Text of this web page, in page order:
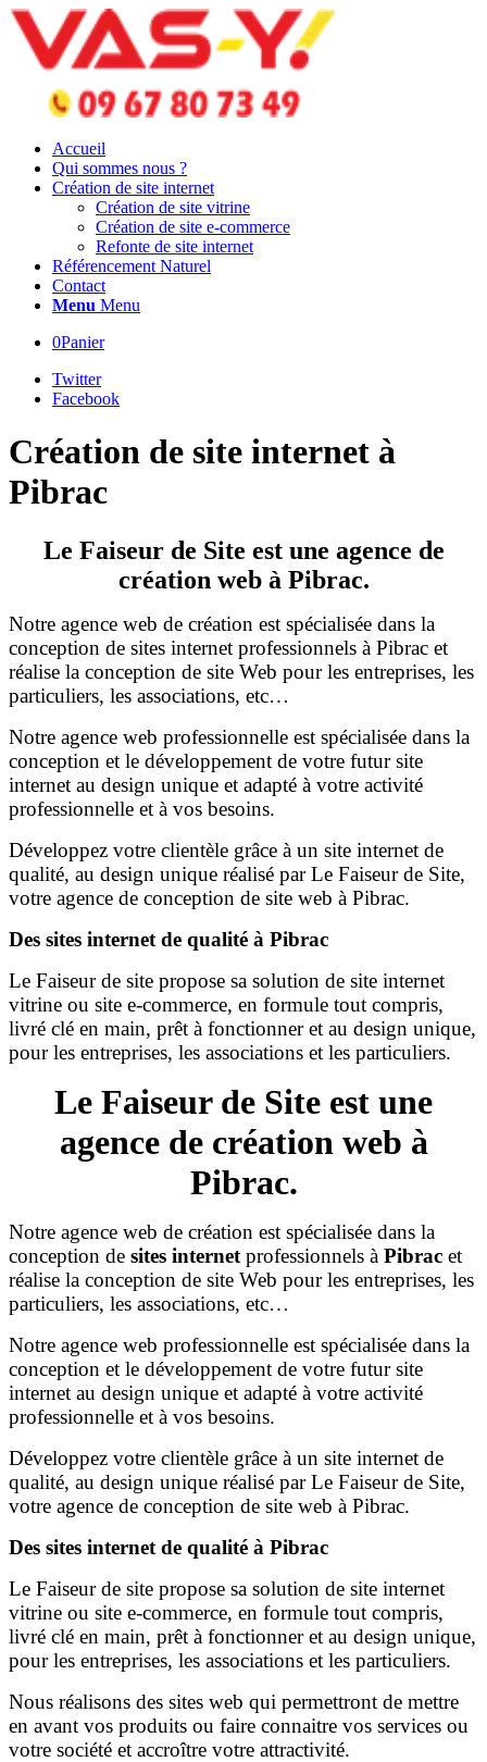
Accueil
Qui sommes nous ?
Création de site internet
Création de site vitrine
Création de site e-commerce
Refonte de site internet
Référencement Naturel
Contact
Menu Menu
0Panier
Twitter
Facebook
Création de site internet à
Pibrac
Le Faiseur de Site est une agence de
création web à Pibrac.
Notre agence web de création est spécialisée dans la
conception de sites internet professionnels à Pibrac et
réalise la conception de site Web pour les entreprises, les
particuliers, les associations, etc…
Notre agence web professionnelle est spécialisée dans la
conception et le développement de votre futur site
internet au design unique et adapté à votre activité
professionnelle et à vos besoins.
Développez votre clientèle grâce à un site internet de
qualité, au design unique réalisé par Le Faiseur de Site,
votre agence de conception de site web à Pibrac.
Des sites internet de qualité à Pibrac
Le Faiseur de site propose sa solution de site internet
vitrine ou site e-commerce, en formule tout compris,
livré clé en main, prêt à fonctionner et au design unique,
pour les entreprises, les associations et les particuliers.
Le Faiseur de Site est une
agence de création web à
Pibrac.
Notre agence web de création est spécialisée dans la
conception de sites internet professionnels à Pibrac et
réalise la conception de site Web pour les entreprises, les
particuliers, les associations, etc…
Notre agence web professionnelle est spécialisée dans la
conception et le développement de votre futur site
internet au design unique et adapté à votre activité
professionnelle et à vos besoins.
Développez votre clientèle grâce à un site internet de
qualité, au design unique réalisé par Le Faiseur de Site,
votre agence de conception de site web à Pibrac.
Des sites internet de qualité à Pibrac
Le Faiseur de site propose sa solution de site internet
vitrine ou site e-commerce, en formule tout compris,
livré clé en main, prêt à fonctionner et au design unique,
pour les entreprises, les associations et les particuliers.
Nous réalisons des sites web qui permettront de mettre
en avant vos produits ou faire connaitre vos services ou
votre société et accroître votre attractivité.